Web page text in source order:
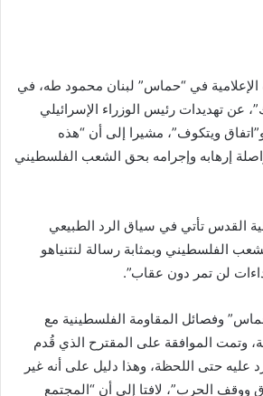
في “حماس” لبنان محمود طه، في
عن تهديدات رئيس الوزراء الإسرائيلي
و”اتفاق ويتكوف”، مشيرا إلى أن “هذه
إرهابه وإجرامه بحق الشعب الفلسطيني
القدس تأتي في سياق الرد الطبيعي
الفلسطيني وبمثابة رسالة لنتنياهو
لن تمر دون عقاب”.
وفصائل المقاومة الفلسطينية مع
وتمت الموافقة على المقترح الذي قُدم
عليه حتى اللحظة، وهذا دليل على أنه غير
ووقف الحرب”، لافتا إلى أن “المجتمع